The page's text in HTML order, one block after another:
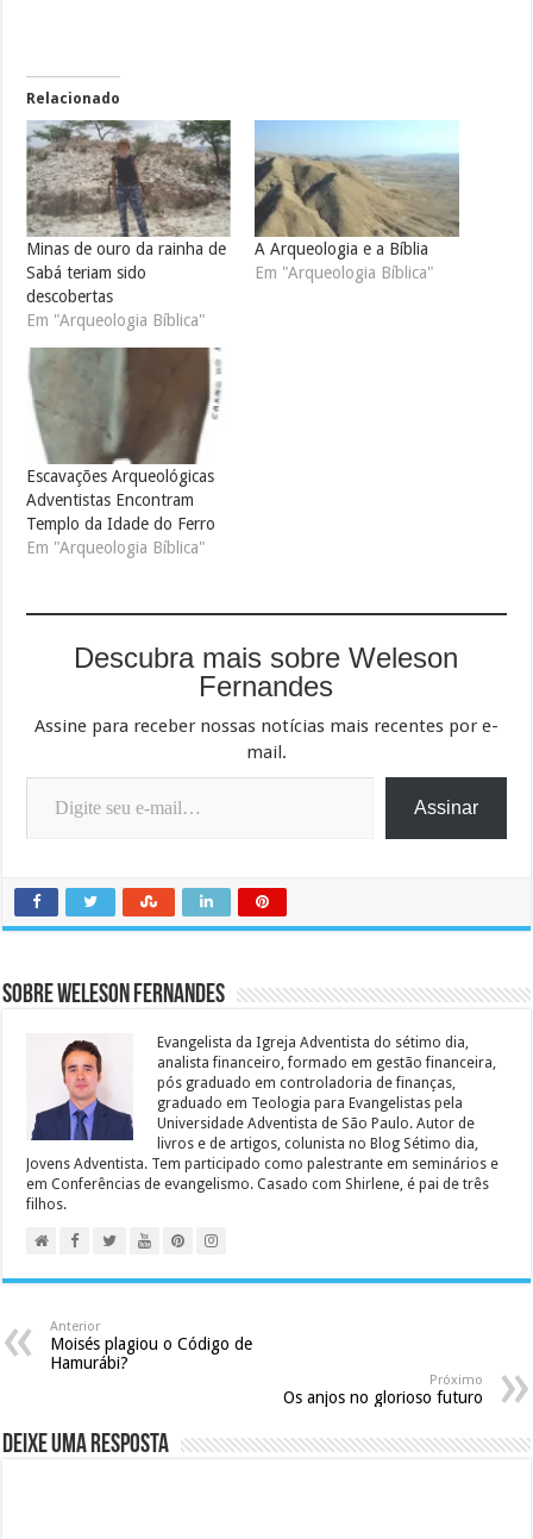
Relacionado
Minas de ouro da rainha de
Sabá teriam sido
descobertas
Em "Arqueologia Bíblica"
A Arqueologia e a Bíblia
Em "Arqueologia Bíblica"
Escavações Arqueológicas
Adventistas Encontram
Templo da Idade do Ferro
Em "Arqueologia Bíblica"
Descubra mais sobre Weleson
Fernandes
Assine para receber nossas notícias mais recentes por e-
mail.
Digite seu e-mail…
Assinar
Sobre Weleson Fernandes
Evangelista da Igreja Adventista do sétimo dia,
analista financeiro, formado em gestão financeira,
pós graduado em controladoria de finanças,
graduado em Teologia para Evangelistas pela
Universidade Adventista de São Paulo. Autor de
livros e de artigos, colunista no Blog Sétimo dia,
Jovens Adventista. Tem participado como palestrante em seminários e
em Conferências de evangelismo. Casado com Shirlene, é pai de três
filhos.
Anterior
Moisés plagiou o Código de
Hamurábi?
Próximo
Os anjos no glorioso futuro
Deixe uma resposta